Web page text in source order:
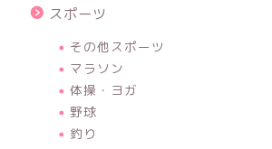
甘味、酸味、渋み…食育紙芝居『お
いしいランドのたんけんたい』読ん
でみた。
スポーツ
その他スポーツ
マラソン
体操・ヨガ
野球
釣り